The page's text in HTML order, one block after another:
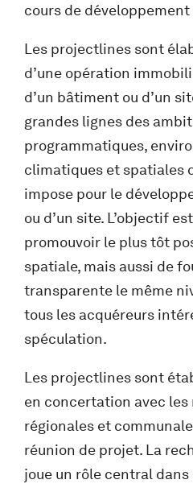
cours de développement
Les projectlines sont
d’une opération
d’un bâtiment ou d’un
grandes lignes des
programmatiques,
climatiques et spatiales
impose pour le
ou d’un site. L’objectif
promouvoir le plus tôt
spatiale, mais aussi de
transparente le même
tous les acquéreurs
spéculation.
Les projectlines sont
en concertation avec
régionales et
réunion de projet. La
joue un rôle central dans